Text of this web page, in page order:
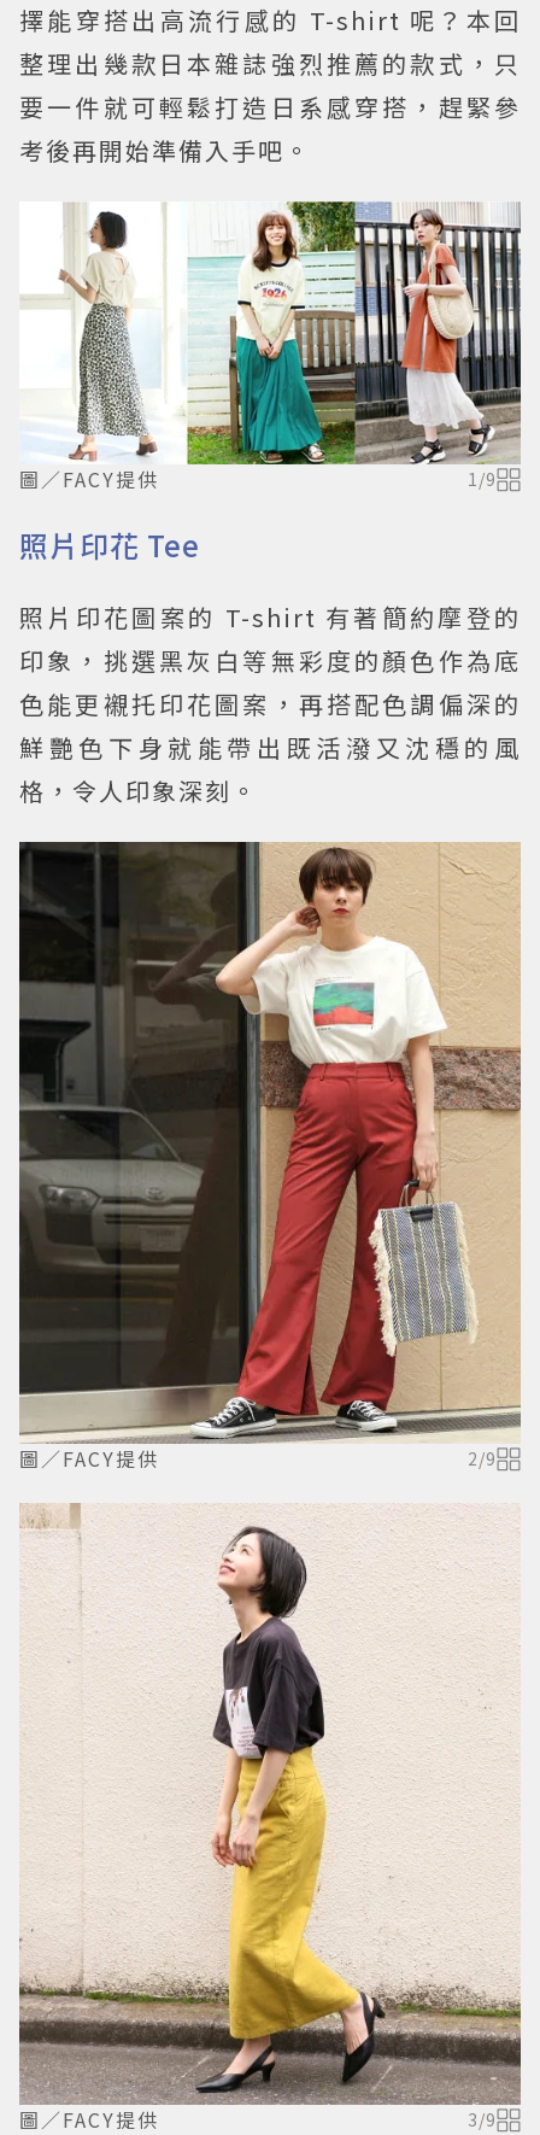
擇能穿搭出高流行感的 T-shirt 呢？本回
整理出幾款日本雜誌強烈推薦的款式，只
要一件就可輕鬆打造日系感穿搭，趕緊參
考後再開始準備入手吧。
圖／FACY提供 1/9
照片印花 Tee
照片印花圖案的 T-shirt 有著簡約摩登的
印象，挑選黑灰白等無彩度的顏色作為底
色能更襯托印花圖案，再搭配色調偏深的
鮮艷色下身就能帶出既活潑又沈穩的風
格，令人印象深刻。
圖／FACY提供 2/9
圖／FACY提供 3/9